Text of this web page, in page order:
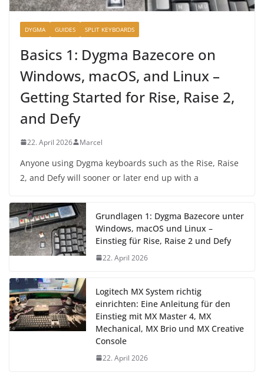
DYGMA GUIDES SPLIT KEYBOARDS
Basics 1: Dygma Bazecore on
Windows, macOS, and Linux –
Getting Started for Rise, Raise 2,
and Defy
22. April 2026 Marcel
Anyone using Dygma keyboards such as the Rise, Raise
2, and Defy will sooner or later end up with a
Grundlagen 1: Dygma Bazecore unter
Windows, macOS und Linux –
Einstieg für Rise, Raise 2 und Defy
22. April 2026
Logitech MX System richtig
einrichten: Eine Anleitung für den
Einstieg mit MX Master 4, MX
Mechanical, MX Brio und MX Creative
Console
22. April 2026